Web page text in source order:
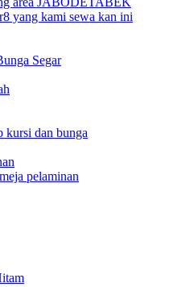
yang kami sewa kan ini
Segar
kursi dan bunga
pelaminan